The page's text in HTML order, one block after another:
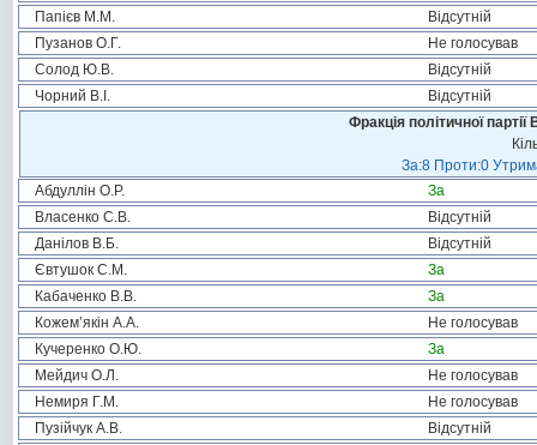
Папієв М.М.
Відсутній
Пузанов О.Г.
Не голосував
Солод Ю.В.
Відсутній
Чорний В.І.
Відсутній
Фракція політичної
За:8 Проти:0
Абдуллін О.Р.
За
Власенко С.В.
Відсутній
Данілов В.Б.
Відсутній
Євтушок С.М.
За
Кабаченко В.В.
За
Кожем’якін А.А.
Не голосував
Кучеренко О.Ю.
За
Мейдич О.Л.
Не голосував
Немиря Г.М.
Не голосував
Пузійчук А.В.
Відсутній